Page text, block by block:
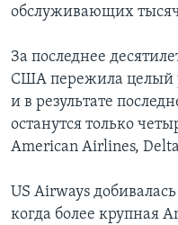
обслуживающих
За последнее
США пережила целый
и в результате
останутся только
American Airlines,
US Airways
когда более крупная